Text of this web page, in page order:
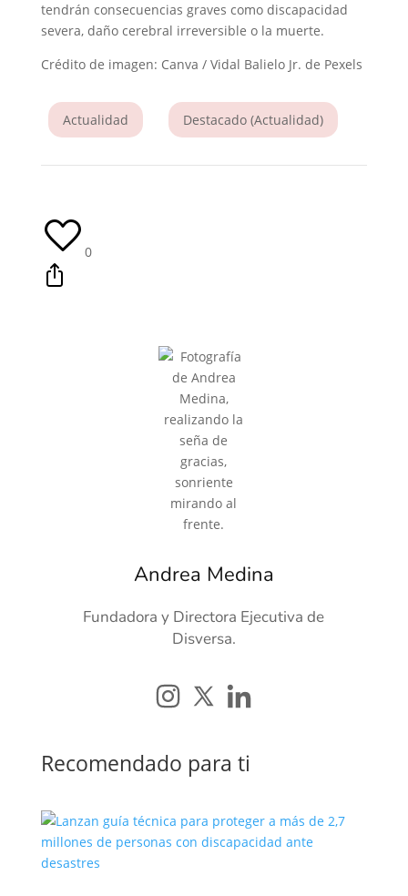
tendrán consecuencias graves como discapacidad
severa, daño cerebral irreversible o la muerte.
Crédito de imagen: Canva / Vidal Balielo Jr. de Pexels
Actualidad Destacado (Actualidad)
0
Andrea Medina
Fundadora y Directora Ejecutiva de
Disversa.
Recomendado para ti